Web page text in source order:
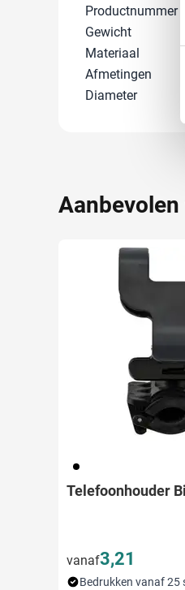
Productnummer
Gewicht
Materiaal
Afmetingen
Diameter
001
Telefoonhouder
vanaf3,21
Bedrukken vanaf 25